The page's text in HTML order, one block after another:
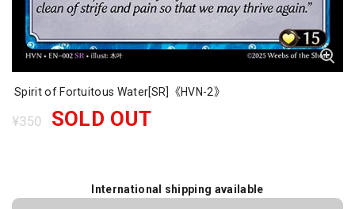
Spirit of Fortuitous Water[SR]《HVN-2》
¥350 SOLD OUT
International shipping available